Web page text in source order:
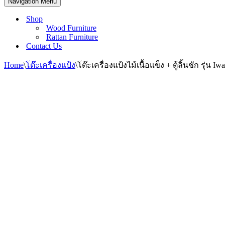
Shop
Wood Furniture
Rattan Furniture
Contact Us
Home\โต๊ะเครื่องแป้ง\โต๊ะเครื่องแป้งไม้เนื้อแข็ง + ตู้ลิ้นชัก รุ่น